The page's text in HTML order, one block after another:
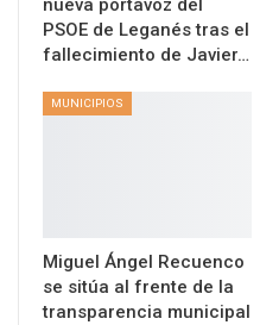
nueva portavoz del
PSOE de Leganés tras el
fallecimiento de Javier…
MUNICIPIOS
Miguel Ángel Recuenco
se sitúa al frente de la
transparencia municipal